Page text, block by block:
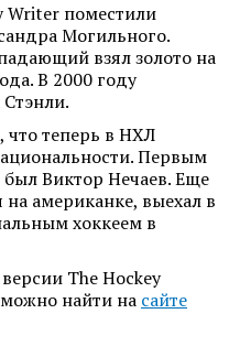
Writer поместили
Могильного.
взял золото на
В 2000 году
что теперь в НХЛ
Первым
Виктор Нечаев. Еще
американке, выехал в
хоккеем в
The Hockey
найти на сайте